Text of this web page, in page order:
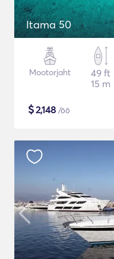
Itama 50
Mootorjaht
49 ft
15 m
$2,148 /öö